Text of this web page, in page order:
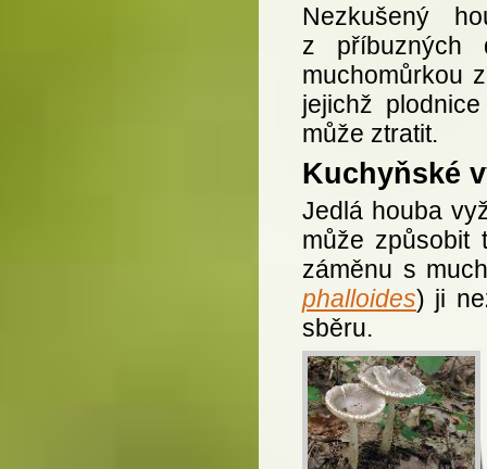
Nezkušený
z příbuzných
muchomůrkou
jejichž
může ztratit.
Kuchyňské
Jedlá houba
může způsobit
záměnu s
phalloides) ji
sběru.